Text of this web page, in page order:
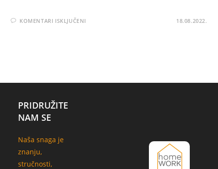
KOMENTARI ISKLJUČENI 18.08.2022.
PRIDRUŽITE
NAM SE
Naša snaga je
znanju,
stručnosti,